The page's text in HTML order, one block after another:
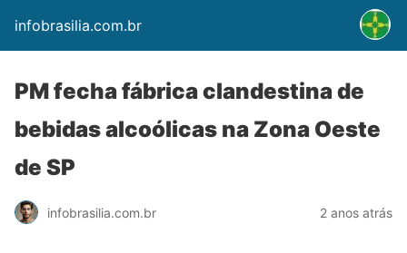
infobrasilia.com.br
PM fecha fábrica clandestina de
bebidas alcoólicas na Zona Oeste
de SP
infobrasilia.com.br 2 anos atrás